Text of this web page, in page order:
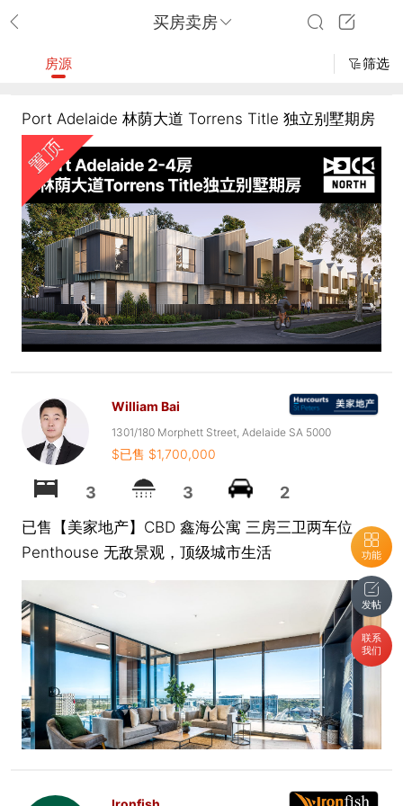
买房卖房
功能
发帖
联系
我们
房源 筛选
Port Adelaide 林荫大道 Torrens Title 独立别墅期房
William Bai
1301/180 Morphett Street, Adelaide SA 5000
$已售 $1,700,000
3 3 2
已售【美家地产】CBD 鑫海公寓 三房三卫两车位
Penthouse 无敌景观，顶级城市生活